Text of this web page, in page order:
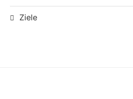
Ziele